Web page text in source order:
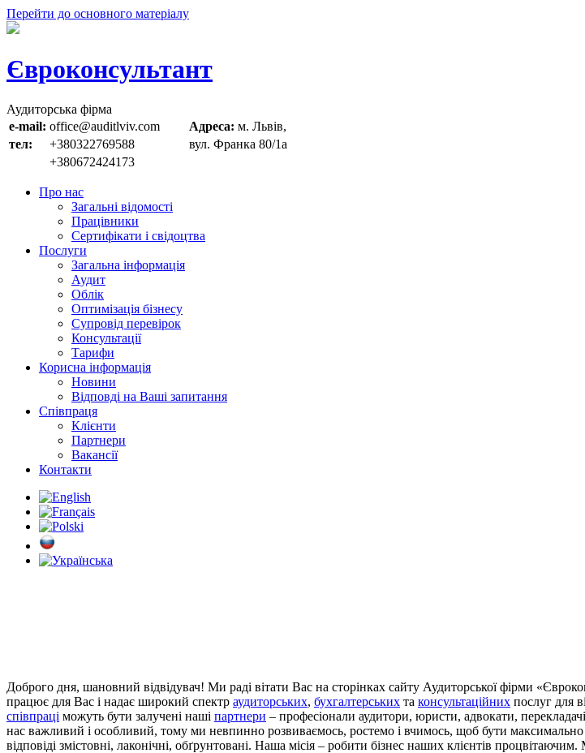
Перейти до основного матеріалу
Євроконсультант
Аудиторська фірма
e-mail: office@auditlviv.com Адреса: м. Львів,
тел:
+380322769588
вул. Франка 80/1а
+380672424173
Про нас
Загальні відомості
Працівники
Сертифікати і свідоцтва
Послуги
Загальна інформація
Аудит
Облік
Оптимізація бізнесу
Супровід перевірок
Консультації
Тарифи
Корисна інформація
Новини
Відповді на Ваші запитання
Співпраця
Клієнти
Партнери
Вакансії
Контакти
Доброго дня, шановний відвідувач! Ми раді вітати Вас на сторінках сайту Аудиторської фірми
працює для Вас і надає широкий спектр аудиторських, бухгалтерських та консультаційних послуг для
співпраці можуть бути залучені наші партнери – професіонали аудитори, юристи, адвокати,
нас важливий і особливий, тому ми невпинно розвиваємось, ростемо і вчимось, щоб бути
відповіді змістовні, лаконічні, обґрунтовані. Наша місія – робити бізнес наших клієнтів